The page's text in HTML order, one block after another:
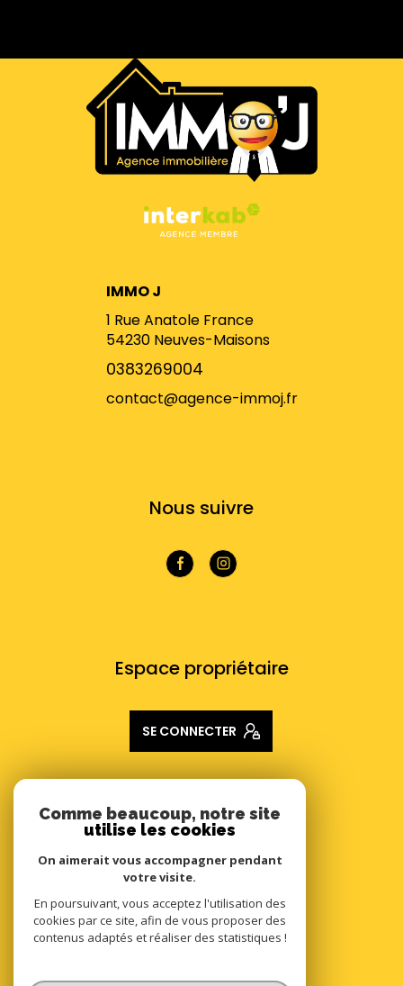
IMMO J
1 Rue Anatole France
54230 Neuves-Maisons
0383269004
contact@agence-immoj.fr
Nous suivre
Espace propriétaire
SE CONNECTER
ADHÉRENTS
Nous adhérons
Comme beaucoup, notre site
utilise les cookies
On aimerait vous accompagner pendant
votre visite.
En poursuivant, vous acceptez l'utilisation des
cookies par ce site, afin de vous proposer des
contenus adaptés et réaliser des statistiques !